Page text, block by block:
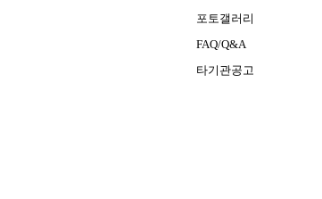
포토갤러리
FAQ/Q&A
타기관공고